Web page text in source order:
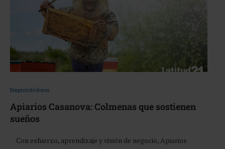
Emprendedores
Apiarios Casanova: Colmenas que sostienen
sueños
Con esfuerzo, aprendizaje y visión de negocio, Apiarios